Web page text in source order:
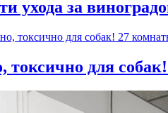
ухода за
токсично для